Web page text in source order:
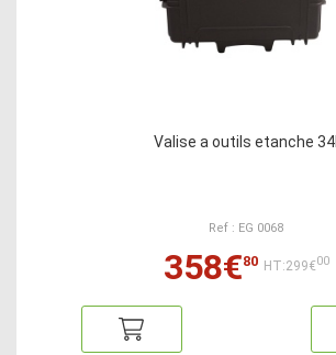
Valise a outils etanche 34l
Ref : EG 0068
358€80 HT:299€00